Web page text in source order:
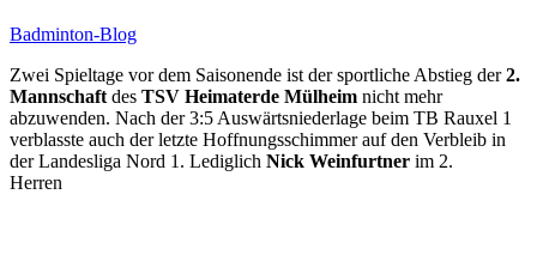
Badminton-Blog
Zwei Spieltage vor dem Saisonende ist der sportliche Abstieg der2.
Mannschaft des TSV Heimaterde Mülheim nicht mehr
abzuwenden. Nach der 3:5 Auswärtsniederlage beim TB Rauxel 1
verblasste auch der letzte Hoffnungsschimmer auf den Verbleib in
der Landesliga Nord 1. Lediglich Nick Weinfurtner im 2.
Herren